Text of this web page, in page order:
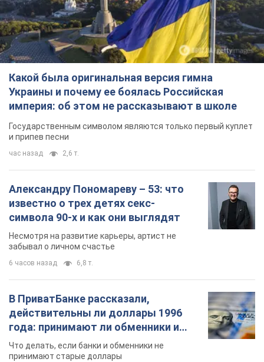
Какой была оригинальная версия гимна
Украины и почему ее боялась Российская
империя: об этом не рассказывают в школе
Государственным символом являются только первый куплет
и припев песни
час назад 2,6 т.
Александру Пономареву – 53: что
известно о трех детях секс-
символа 90-х и как они выглядят
Несмотря на развитие карьеры, артист не
забывал о личном счастье
6 часов назад 6,8 т.
В ПриватБанке рассказали,
действительны ли доллары 1996
года: принимают ли обменники и
банки такие купюры
Что делать, если банки и обменники не
принимают старые доллары